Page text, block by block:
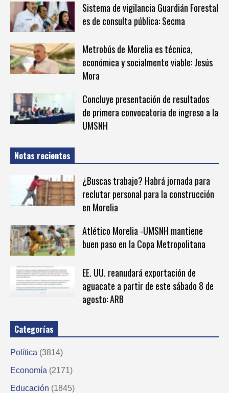
Sistema de vigilancia Guardián Forestal
es de consulta pública: Secma
Metrobús de Morelia es técnica,
económica y socialmente viable: Jesús
Mora
Concluye presentación de resultados
de primera convocatoria de ingreso a la
UMSNH
Notas recientes
¿Buscas trabajo? Habrá jornada para
reclutar personal para la construcción
en Morelia
Atlético Morelia -UMSNH mantiene
buen paso en la Copa Metropolitana
EE. UU. reanudará exportación de
aguacate a partir de este sábado 8 de
agosto: ARB
Categorías
Política (3814)
Economía (2171)
Educación (1845)